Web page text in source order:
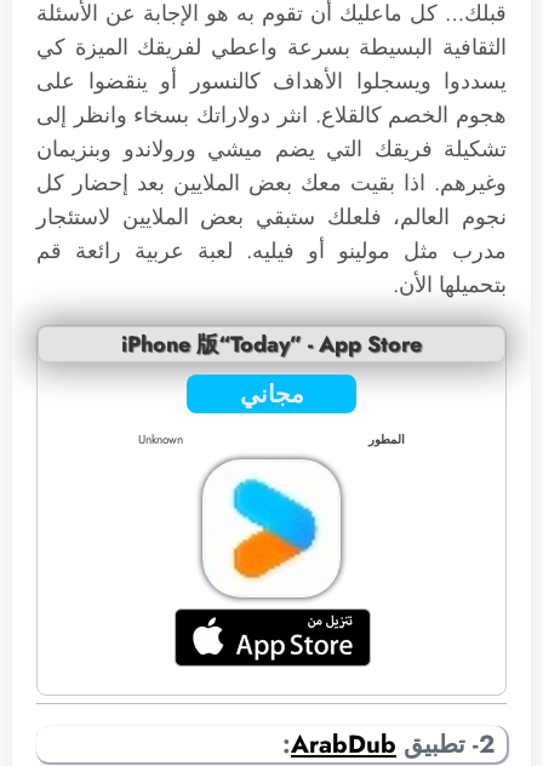
قبلك… كل ماعليك أن تقوم به هو الإجابة عن الأسئلة
الثقافية البسيطة بسرعة واعطي لفريقك الميزة كي
يسددوا ويسجلوا الأهداف كالنسور أو ينقضوا على
هجوم الخصم كالقلاع. انثر دولاراتك بسخاء وانظر إلى
تشكيلة فريقك التي يضم ميشي ورولاندو وبنزيمان
وغيرهم. اذا بقيت معك بعض الملايين بعد إحضار كل
نجوم العالم، فلعلك ستبقي بعض الملايين لاستئجار
مدرب مثل مولينو أو فيليه. لعبة عربية رائعة قم
بتحميلها الأن.
iPhone 版“Today” - App Store
مجاني
المطور Unknown
2- تطبيق ArabDub
: